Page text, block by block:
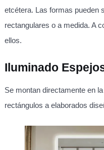
etcétera. Las formas pueden
rectangulares o a medida. A
ellos.
Iluminado
Se montan directamente en
rectángulos a elaborados